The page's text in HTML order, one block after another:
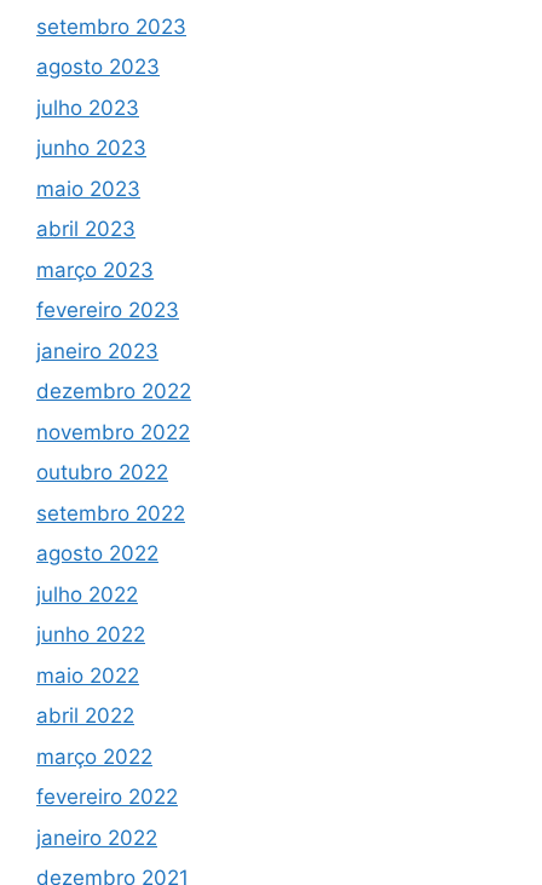
setembro 2023
agosto 2023
julho 2023
junho 2023
maio 2023
abril 2023
março 2023
fevereiro 2023
janeiro 2023
dezembro 2022
novembro 2022
outubro 2022
setembro 2022
agosto 2022
julho 2022
junho 2022
maio 2022
abril 2022
março 2022
fevereiro 2022
janeiro 2022
dezembro 2021